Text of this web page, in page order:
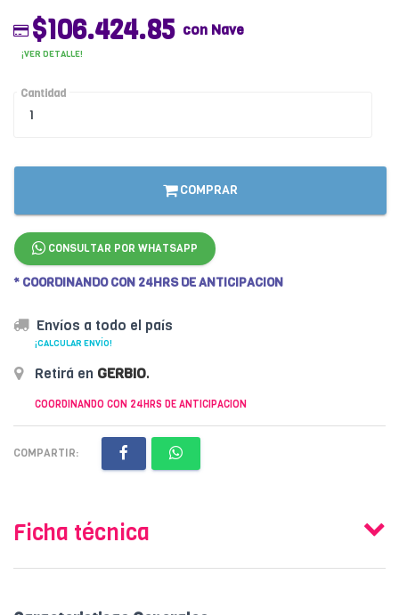
$106.424.85 con Nave
¡VER DETALLE!
Cantidad
COMPRAR
CONSULTAR POR WHATSAPP
* COORDINANDO CON 24HRS DE ANTICIPACION
Envíos a todo el país
¡CALCULAR ENVÍO!
Retirá en GERBIO.
COORDINANDO CON 24HRS DE ANTICIPACION
COMPARTIR:
Ficha técnica